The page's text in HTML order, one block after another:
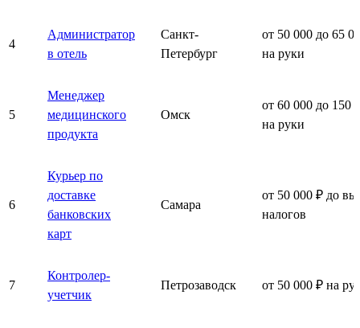
4
Администратор
в отель
Санкт-
Петербург
от 50 000 до 65
на руки
5
Менеджер
медицинского
продукта
Омск
от 60 000 до 150
на руки
6
Курьер по
доставке
банковских
карт
Самара
от 50 000 ₽ до
налогов
7
Контролер-
учетчик
Петрозаводск от 50 000 ₽ на